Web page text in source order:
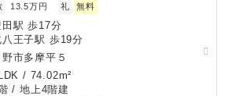
13.5万円 礼 無料
田駅 歩17分
八王子駅 歩19分
野市多摩平５
/ 74.02m²
/ 地上4階建